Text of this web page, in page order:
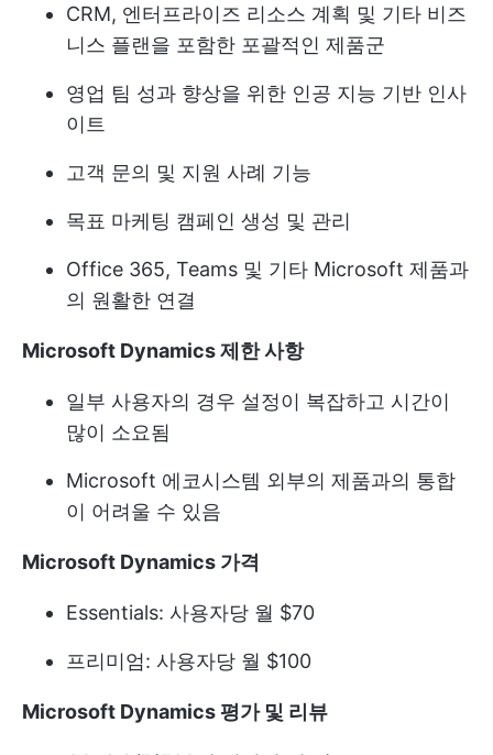
CRM, 엔터프라이즈 리소스 계획 및 기타 비즈
니스 플랜을 포함한 포괄적인 제품군
영업 팀 성과 향상을 위한 인공 지능 기반 인사
이트
고객 문의 및 지원 사례 기능
목표 마케팅 캠페인 생성 및 관리
Office 365, Teams 및 기타 Microsoft 제품과
의 원활한 연결
Microsoft Dynamics 제한 사항
일부 사용자의 경우 설정이 복잡하고 시간이
많이 소요됨
Microsoft 에코시스템 외부의 제품과의 통합
이 어려울 수 있음
Microsoft Dynamics 가격
Essentials: 사용자당 월 $70
프리미엄: 사용자당 월 $100
Microsoft Dynamics 평가 및 리뷰